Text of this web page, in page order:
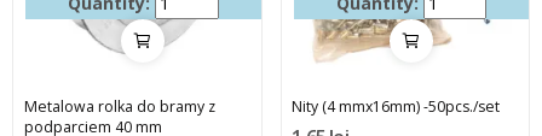
Metalowa rolka do bramy z
podparciem 40 mm
Nity (4 mmx16mm) -50pcs./set